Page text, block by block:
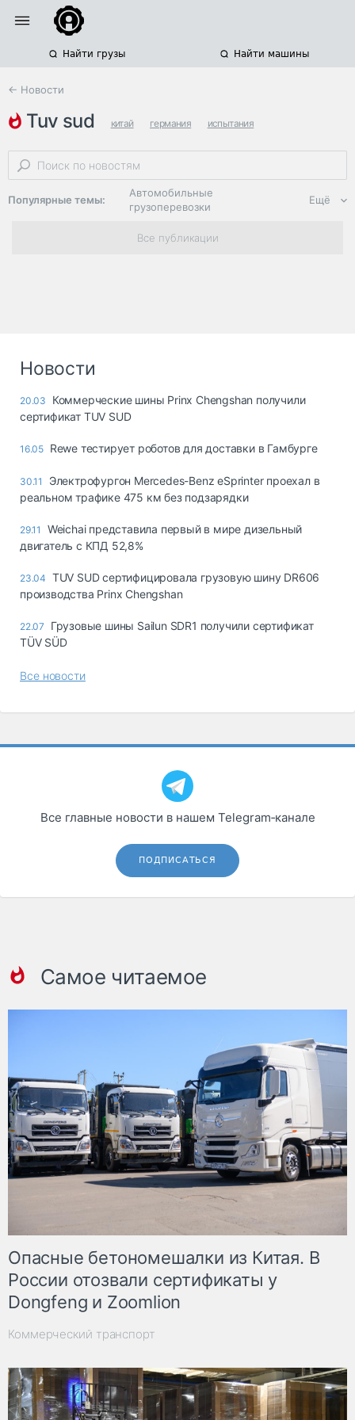
Найти грузы Найти машины
← Новости
tuv sud китай германия испытания
Популярные темы:
Автомобильные
грузоперевозки
Региональная
логистика
опасные грузы
страхование
Таможня и ВЭД
Склады и
терминалы
Коммерческий
Спецтехника
Автосервис,
Ещё
Все публикации
Новости
20.03
Коммерческие шины Prinx Chengshan получили
сертификат TUV SUD
16.05 Rewe тестирует роботов для доставки в Гамбурге
30.11
Электрофургон Mercedes-Benz eSprinter проехал в
реальном трафике 475 км без подзарядки
29.11
Weichai представила первый в мире дизельный
двигатель с КПД 52,8%
23.04 TUV SUD сертифицировала грузовую шину DR606
производства Prinx Chengshan
22.07
Грузовые шины Sailun SDR1 получили сертификат
TÜV SÜD
Все новости
Все главные новости в нашем Telegram‑канале
ПОДПИСАТЬСЯ
Самое читаемое
Опасные бетономешалки из Китая. В
России отозвали сертификаты у
Dongfeng и Zoomlion
Коммерческий транспорт